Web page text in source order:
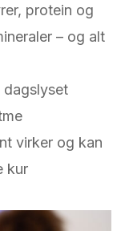
protein og
– og alt
dagslyset
virker og kan
kur